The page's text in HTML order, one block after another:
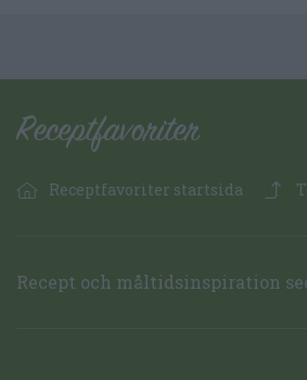
Receptfavoriter startsida
Recept och måltidsinspiration